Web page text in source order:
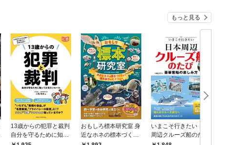
もっと見る
13歳からの犯罪と裁判
自分を守るために知っ
ておきたいルール
おもしろ標本研究室 身
近なホネの標本づくり
から標本展示のヒミツ
いまこそ行きたい 日本
周辺クルーズ船のたび
豪華客船の楽しみ方